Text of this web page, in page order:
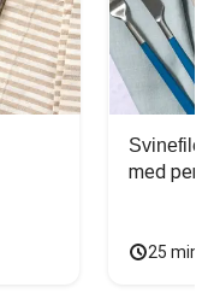
Svinefilet
med
25